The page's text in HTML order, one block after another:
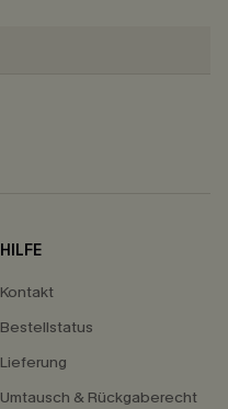
HILFE
Kontakt
Bestellstatus
Lieferung
Umtausch & Rückgaberecht